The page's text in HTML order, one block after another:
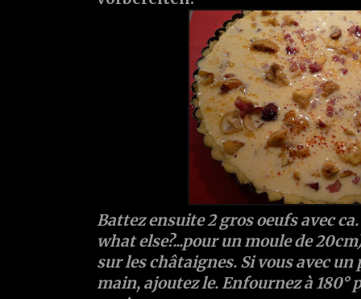
Battez ensuite 2 gros oeufs avec
what else?...pour un moule de
sur les châtaignes. Si vous avec un
main, ajoutez le. Enfournez à 180°